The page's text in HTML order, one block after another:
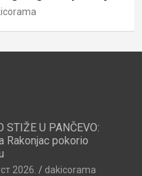
STIŽE U PANČEVO:
Rakonjac pokorio
2026. dakicorama